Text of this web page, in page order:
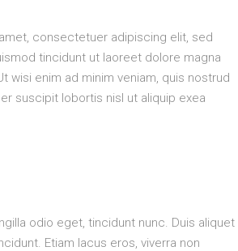
consectetuer adipiscing elit, sed
tincidunt ut laoreet dolore magna
wisi enim ad minim veniam, quis nostrud
suscipit lobortis nisl ut aliquip exea
odio eget, tincidunt nunc. Duis aliquet
Etiam lacus eros, viverra non